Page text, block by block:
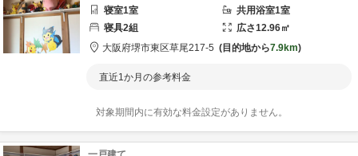
寝室1室 共用浴室1室
寝具2組 広さ12.96㎡
大阪府堺市東区草尾217-5 目的地から7.9km
直近1か月の参考料金
対象期間内に有効な料金設定がありません。